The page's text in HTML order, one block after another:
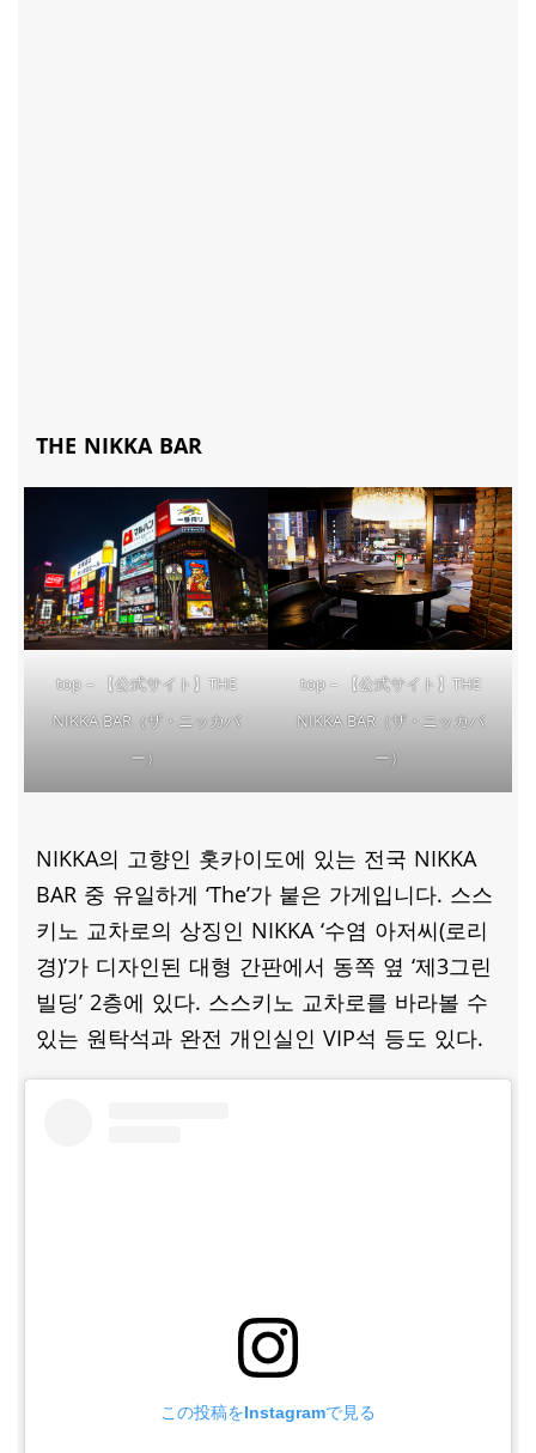
THE NIKKA BAR
top – 【公式サイト】THE
NIKKA BAR（ザ・ニッカバ
ー）
top – 【公式サイト】THE
NIKKA BAR（ザ・ニッカバ
ー）
NIKKA의 고향인 홋카이도에 있는 전국 NIKKA
BAR 중 유일하게 ‘The’가 붙은 가게입니다. 스스
키노 교차로의 상징인 NIKKA ‘수염 아저씨(로리
경)’가 디자인된 대형 간판에서 동쪽 옆 ‘제3그린
빌딩’ 2층에 있다. 스스키노 교차로를 바라볼 수
있는 원탁석과 완전 개인실인 VIP석 등도 있다.
この投稿をInstagramで見る